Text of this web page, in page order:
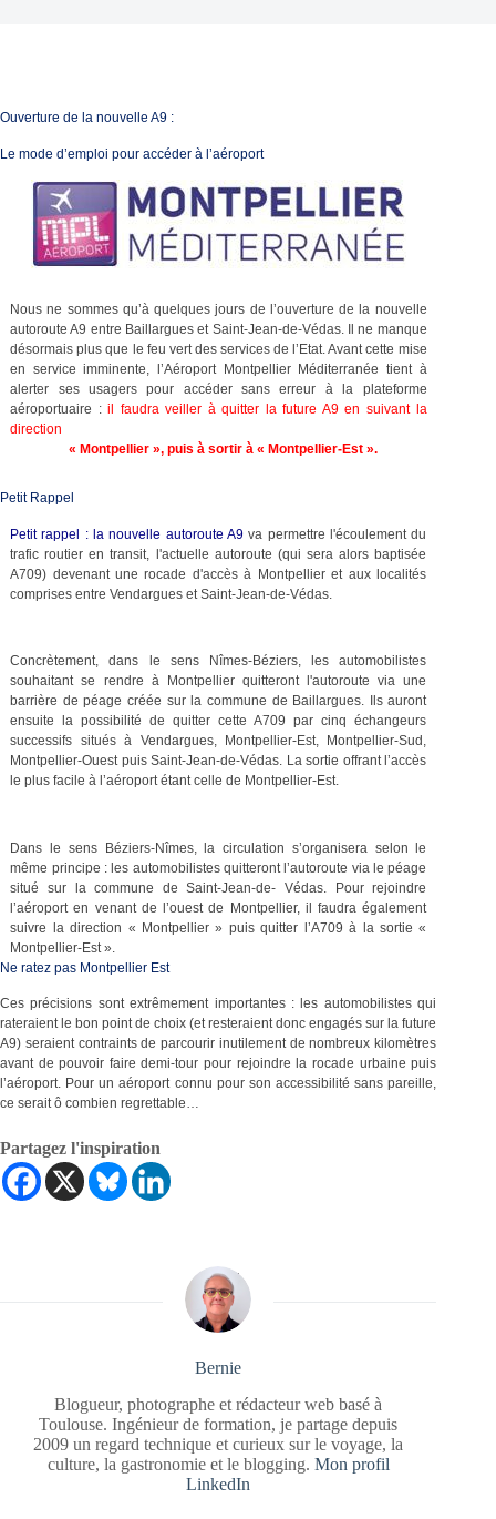
Ouverture de la nouvelle A9 :
Le mode d’emploi pour accéder à l’aéroport
Nous ne sommes qu’à quelques jours de l’ouverture de la nouvelle
autoroute A9 entre Baillargues et Saint-Jean-de-Védas. Il ne manque
désormais plus que le feu vert des services de l’Etat. Avant cette mise
en service imminente, l’Aéroport Montpellier Méditerranée tient à
alerter ses usagers pour accéder sans erreur à la plateforme
aéroportuaire :il faudra veiller à quitter la future A9 en suivant la
direction
« Montpellier », puis à sortir à « Montpellier-Est ».
Petit Rappel
Petit rappel : la nouvelle autoroute A9va permettre l'écoulement du
trafic routier en transit, l'actuelle autoroute (qui sera alors baptisée
A709) devenant une rocade d'accès à Montpellier et aux localités
comprises entre Vendargues et Saint-Jean-de-Védas.
Concrètement, dans le sens Nîmes-Béziers, les automobilistes
souhaitant se rendre à Montpellier quitteront l'autoroute via une
barrière de péage créée sur la commune de Baillargues. Ils auront
ensuite la possibilité de quitter cette A709 par cinq échangeurs
successifs situés à Vendargues, Montpellier-Est, Montpellier-Sud,
Montpellier-Ouest puis Saint-Jean-de-Védas. La sortie offrant l’accès
le plus facile à l’aéroport étant celle de Montpellier-Est.
Dans le sens Béziers-Nîmes, la circulation s’organisera selon le
même principe : les automobilistes quitteront l’autoroute via le péage
situé sur la commune de Saint-Jean-de- Védas. Pour rejoindre
l’aéroport en venant de l’ouest de Montpellier, il faudra également
suivre la direction « Montpellier » puis quitter l’A709 à la sortie «
Montpellier-Est ».
Ne ratez pas Montpellier Est
Ces précisions sont extrêmement importantes : les automobilistes qui
rateraient le bon point de choix (et resteraient donc engagés sur la future
A9) seraient contraints de parcourir inutilement de nombreux kilomètres
avant de pouvoir faire demi-tour pour rejoindre la rocade urbaine puis
l’aéroport. Pour un aéroport connu pour son accessibilité sans pareille,
ce serait ô combien regrettable…
Partagez l'inspiration
Bernie
Blogueur, photographe et rédacteur web basé à
Toulouse. Ingénieur de formation, je partage depuis
2009 un regard technique et curieux sur le voyage, la
culture, la gastronomie et le blogging. Mon profil
LinkedIn